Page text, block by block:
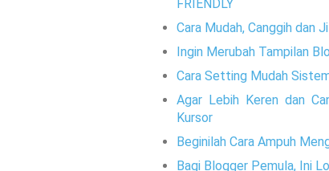
FRIENDLY
Cara Mudah, Canggih dan
Ingin Merubah Tampilan
Cara Setting Mudah
Agar Lebih Keren dan
Kursor
Beginilah Cara Ampuh
Bagi Blogger Pemula, Ini